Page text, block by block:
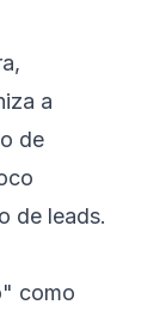
a
de
de leads.
como